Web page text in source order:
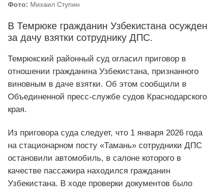
Фото: Михаил Ступин
В Темрюке гражданин Узбекистана осужден
за дачу взятки сотруднику ДПС.
Темрюкский районный суд огласил приговор в
отношении гражданина Узбекистана, признанного
виновным в даче взятки. Об этом сообщили в
Объединенной пресс-службе судов Краснодарского
края.
Из приговора суда следует, что 1 января 2026 года
на стационарном посту «Тамань» сотрудники ДПС
остановили автомобиль, в салоне которого в
качестве пассажира находился гражданин
Узбекистана. В ходе проверки документов было